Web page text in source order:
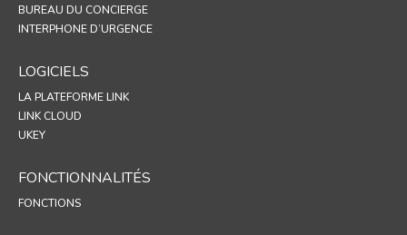
BUREAU DU CONCIERGE
INTERPHONE D’URGENCE
LOGICIELS
LA PLATEFORME LINK
LINK CLOUD
UKEY
FONCTIONNALITÉS
FONCTIONS